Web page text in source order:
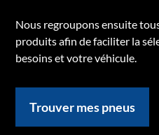
Nous regroupons ensuite
produits afin de faciliter la
besoins et votre véhicule.
Trouver mes pneus